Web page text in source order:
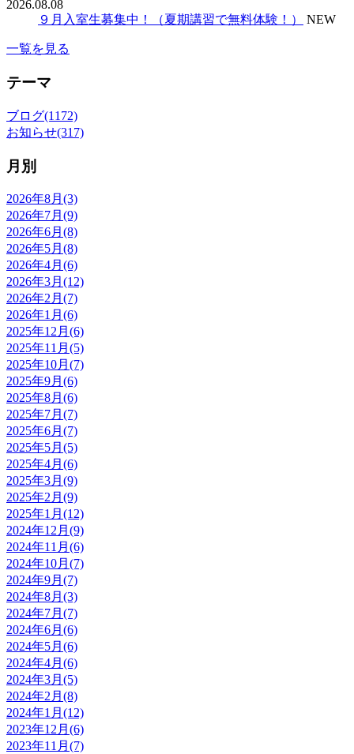
2026.08.08
９月入室生募集中！（夏期講習で無料体験！）
NEW
一覧を見る
テーマ
ブログ(1172)
お知らせ(317)
月別
2026年8月(3)
2026年7月(9)
2026年6月(8)
2026年5月(8)
2026年4月(6)
2026年3月(12)
2026年2月(7)
2026年1月(6)
2025年12月(6)
2025年11月(5)
2025年10月(7)
2025年9月(6)
2025年8月(6)
2025年7月(7)
2025年6月(7)
2025年5月(5)
2025年4月(6)
2025年3月(9)
2025年2月(9)
2025年1月(12)
2024年12月(9)
2024年11月(6)
2024年10月(7)
2024年9月(7)
2024年8月(3)
2024年7月(7)
2024年6月(6)
2024年5月(6)
2024年4月(6)
2024年3月(5)
2024年2月(8)
2024年1月(12)
2023年12月(6)
2023年11月(7)